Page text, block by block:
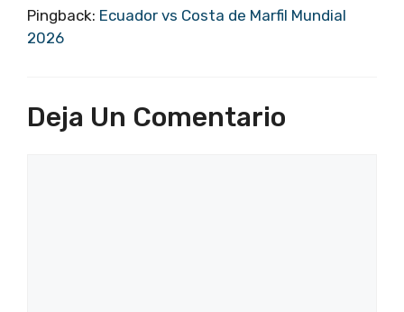
Pingback: Ecuador vs Costa de Marfil Mundial
2026
Deja Un Comentario